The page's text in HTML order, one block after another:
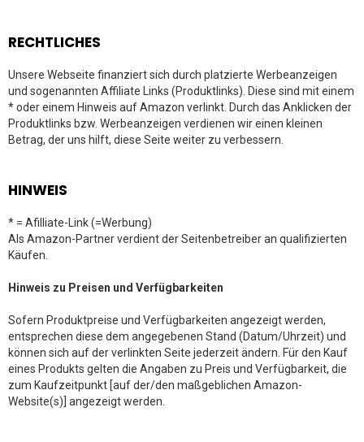
RECHTLICHES
Unsere Webseite finanziert sich durch platzierte Werbeanzeigen
und sogenannten Affiliate Links (Produktlinks). Diese sind mit einem
* oder einem Hinweis auf Amazon verlinkt. Durch das Anklicken der
Produktlinks bzw. Werbeanzeigen verdienen wir einen kleinen
Betrag, der uns hilft, diese Seite weiter zu verbessern.
HINWEIS
* = Afilliate-Link (=Werbung)
Als Amazon-Partner verdient der Seitenbetreiber an qualifizierten
Käufen.
Hinweis zu Preisen und Verfügbarkeiten
Sofern Produktpreise und Verfügbarkeiten angezeigt werden,
entsprechen diese dem angegebenen Stand (Datum/Uhrzeit) und
können sich auf der verlinkten Seite jederzeit ändern. Für den Kauf
eines Produkts gelten die Angaben zu Preis und Verfügbarkeit, die
zum Kaufzeitpunkt [auf der/den maßgeblichen Amazon-
Website(s)] angezeigt werden.